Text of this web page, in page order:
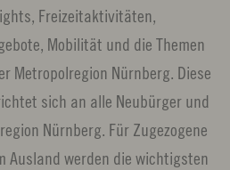
Freizeitaktivitäten,
Mobilität und die Themen
Metropolregion Nürnberg. Diese
sich an alle Neubürger und
Nürnberg. Für Zugezogene
Ausland werden die wichtigsten